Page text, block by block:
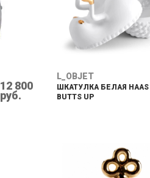
12 800
руб.
L_OBJET
ШКАТУЛКА БЕЛАЯ HAAS
BUTTS UP